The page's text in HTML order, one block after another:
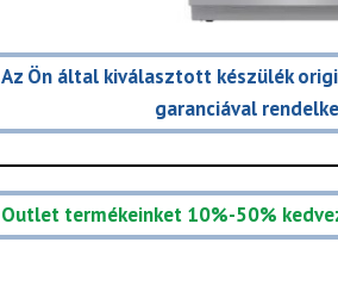
Az Ön által kiválasztott készülék
garanciával
Outlet termékeinket 10%-50%